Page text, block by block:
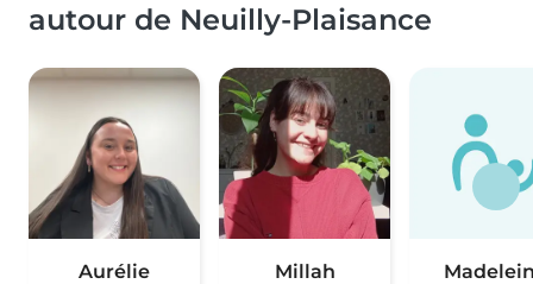
autour de Neuilly-Plaisance
Aurélie Millah